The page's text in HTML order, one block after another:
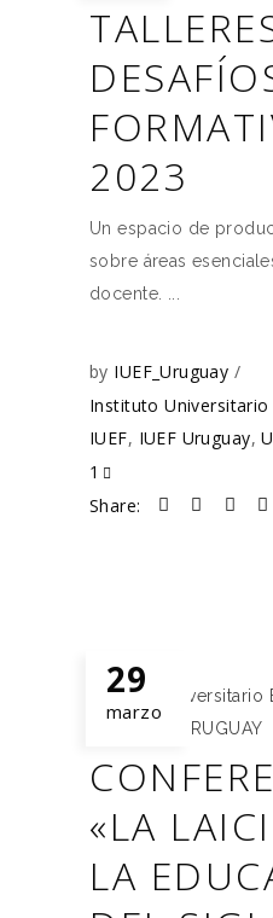
2023
Un espacio de
sobre áreas
docente.
by IUEF_Uruguay
Instituto Universitario
IUEF, IUEF Uruguay,
1
Share:
29
marzo
Instituto
IUEF URUGUAY
«LA
LA